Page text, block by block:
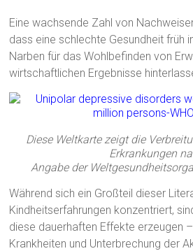
Eine wachsende Zahl von
dass eine schlechte Gesundheit früh
Narben für das Wohlbefinden von
wirtschaftlichen Ergebnisse
Diese Weltkarte zeigt die
Erkrankungen
Angabe der
Während sich ein Großteil dieser
Kindheitserfahrungen konzentriert,
diese dauerhaften Effekte erzeugen
Krankheiten und Unterbrechung der